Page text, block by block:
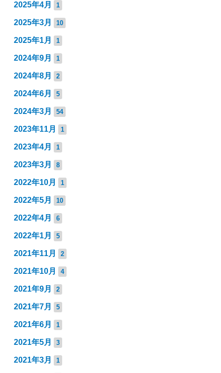
2025年4月 1
2025年3月 10
2025年1月 1
2024年9月 1
2024年8月 2
2024年6月 5
2024年3月 54
2023年11月 1
2023年4月 1
2023年3月 8
2022年10月 1
2022年5月 10
2022年4月 6
2022年1月 5
2021年11月 2
2021年10月 4
2021年9月 2
2021年7月 5
2021年6月 1
2021年5月 3
2021年3月 1